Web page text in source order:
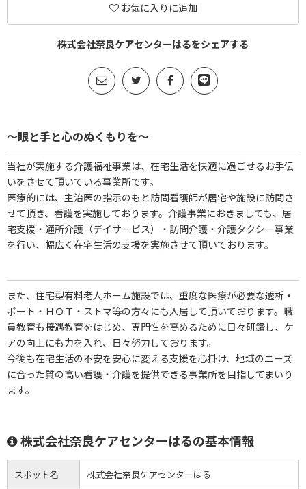
お気に入りに追加
株式会社奈良ケアセンターはるをシェアする
～眼と手と心のぬくもりを～
当社が実施する介護福祉事業は、在宅生活を快適に過ごせるお手伝
いをさせて頂いている事業所です。
医療的には、主治医の指示のもと訪問看護師が居宅や施設に訪問さ
せて頂き、看護を実施しております。介護事業におきましても、居
宅支援・通所介護（デイサービス）・訪問介護・介護タクシー事業
を行い、幅広く在宅生活の支援を実施させて頂いております。
また、住宅型有料老人ホーム施設では、重度な医療が必要な透析・
ポート・ＨＯＴ・ストマ等の方々にも入居して頂いております。職
員教育も接遇教育をはじめ、専門性を高めるために日々研鑚し、ケ
アの向上にも力を入れ、日々努力しております。
今後も在宅生活の不安を安心に変える支援を心掛け、地域のニーズ
に合った質の高い看護・介護を提供できる事業所を目指してまいり
ます。
株式会社奈良ケアセンターはるの基本情報
スポット名 株式会社奈良ケアセンターはる